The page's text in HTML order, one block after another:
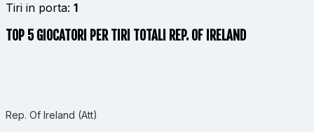
Tiri in porta: 1
TOP 5 GIOCATORI PER TIRI TOTALI REP. OF IRELAND
Rep. Of Ireland (Att)